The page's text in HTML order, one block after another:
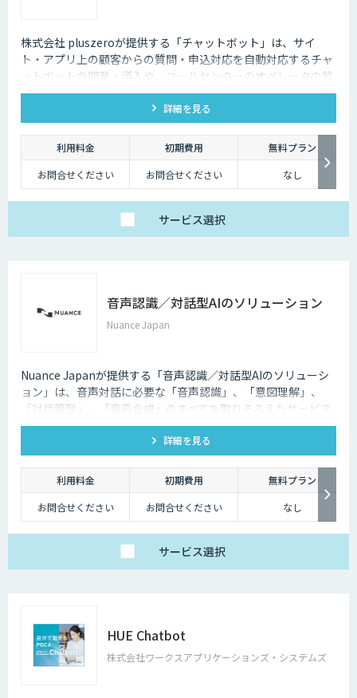
株式会社 pluszeroが提供する「チャットボット」は、サイ
ト・アプリ上の顧客からの質問・申込対応を自動対応するチャ
ットボットの開発・導入や、コールセンターのオペレータの質
問回答をサポートするチャットボットの開発・導入を行いま
詳細を見る
利用料金 初期費用
無料プラン
お問合せください
お問合せください なし
サービス選択
音声認識／対話型AIのソリューション
Nuance Japan
Nuance Japanが提供する「音声認識／対話型AIのソリューシ
ョン」は、音声対話に必要な「音声認識」、「意図理解」、
「対話管理」、「音声合成」のすべてを取りそろえたサービス
です。
詳細を見る
利用料金 初期費用
無料プラン
お問合せください
お問合せください なし
サービス選択
HUE Chatbot
株式会社ワークスアプリケーションズ・システムズ